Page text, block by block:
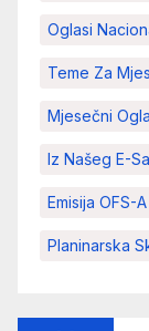
Oglasi
Teme Za
Mjesečni
Iz Našeg E-
Emisija OFS-
Planinarska